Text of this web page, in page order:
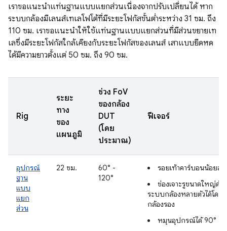
เราขอแนะนำแท่นฐานแบบแยกส่วนเนื่องจากปรับเปลี่ยนได้ หาก
ระบบกล้องมีเลนส์เทเลโฟโต้ที่มีระยะโฟกัสขั้นต่ำระหว่าง 31 ซม. ถึง
110 ซม. เราขอแนะนำให้ใช้แท่นฐานแบบแยกส่วนที่มีส่วนขยายเท
เลซึ่งมีระยะโฟกัสใกล้เคียงกับระยะโฟกัสของเลนส์ เสาแบบยืดหด
ได้มีความยาวตั้งแต่ 50 ซม. ถึง 90 ซม.
Rig
ระยะ
ทาง
ของ
แผนภูมิ
ช่วง FoV
ของกล้อง
DUT
(โดย
ประมาณ)
ฟีเจอร์
อุปกรณ์
ฐาน
แบบ
แยก
ส่วน
22 ซม.
60° -
120°
รอยเท้าคาร์บอนน้อยลง
ช่องเจาะรูขนาดใหญ่ด้
ระบบกล้องหลายตัวได้โดย
กล้องรอง
หมุนอุปกรณ์ได้ 90°